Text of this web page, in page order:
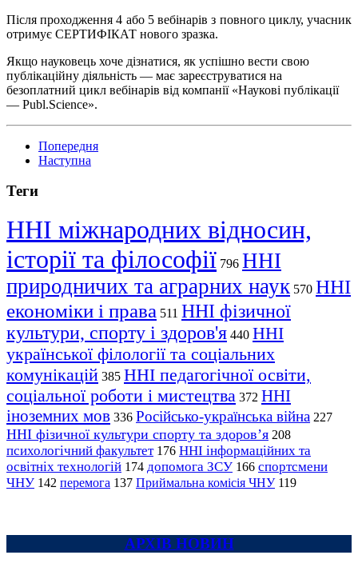
Після проходження 4 або 5 вебінарів з повного циклу, учасник
отримує СЕРТИФІКАТ нового зразка.
Якщо науковець хоче дізнатися, як успішно вести свою
публікаційну діяльність — має зареєструватися на
безоплатний цикл вебінарів від компанії «Наукові публікації
— Publ.Science».
Попередня
Наступна
Теги
ННІ міжнародних відносин,
історії та філософії 796 ННІ
природничих та аграрних наук 570 ННІ
економіки і права 511 ННІ фізичної
культури, спорту і здоров'я 440 ННІ
української філології та соціальних
комунікацій 385 ННІ педагогічної освіти,
соціальної роботи і мистецтва 372 ННІ
іноземних мов 336 Російсько-українська війна 227
ННІ фізичної культури спорту та здоров’я 208
психологічний факультет 176 ННІ інформаційних та
освітніх технологій 174 допомога ЗСУ 166 спортсмени
ЧНУ 142 перемога 137 Приймальна комісія ЧНУ 119
АРХІВ НОВИН